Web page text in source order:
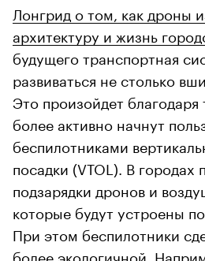
Лонгрид о том, как дроны
архитектуру и жизнь
будущего транспортная
развиваться не столько
Это произойдет
более активно начнут
беспилотниками
посадки (VTOL). В городах
подзарядки дронов и
которые будут устроены
При этом беспилотники
более экологичной.